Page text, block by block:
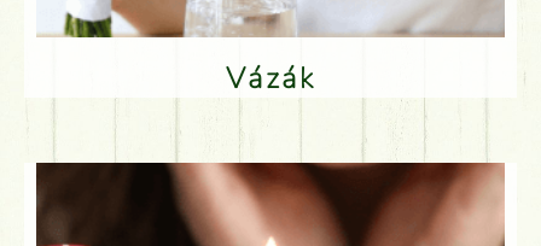
Vázák